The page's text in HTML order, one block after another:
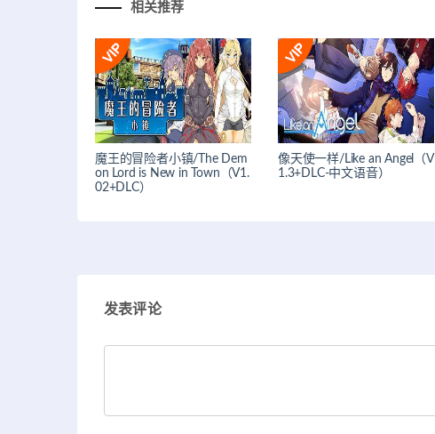
相关推荐
魔王的冒险者小镇/The Dem
on Lord is New in Town（V1.
02+DLC）
像天使一样/Like an Angel（V
1.3+DLC-中文语音）
发表评论